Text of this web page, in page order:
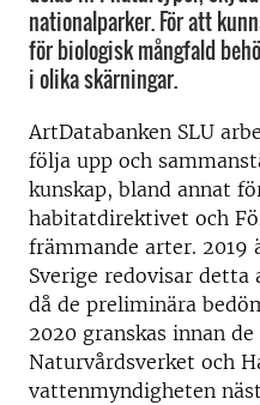
nationalparker. För att
för biologisk mångfald
i olika skärningar.
ArtDatabanken SLU
följa upp och
kunskap, bland annat
habitatdirektivet och
främmande arter. 2019
Sverige redovisar detta
då de preliminära
2020 granskas innan
Naturvårdsverket och
vattenmyndigheten